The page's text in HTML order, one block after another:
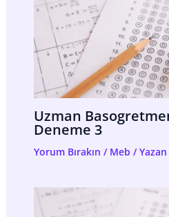
Uzman
Deneme 3
Yorum Bırakın / Meb / Yazan